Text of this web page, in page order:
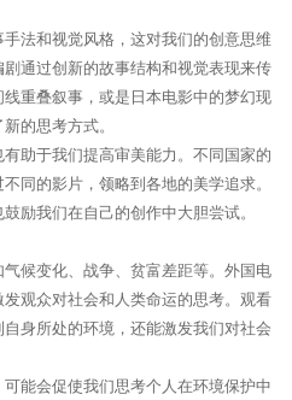
法和视觉风格，这对我们的创意思维
通过创新的故事结构和视觉表现来传
重叠叙事，或是日本电影中的梦幻现
的思考方式。
助于我们提高审美能力。不同国家的
同的影片，领略到各地的美学追求。
励我们在自己的创作中大胆尝试。
候变化、战争、贫富差距等。外国电
观众对社会和人类命运的思考。观看
身所处的环境，还能激发我们对社会
能会促使我们思考个人在环境保护中